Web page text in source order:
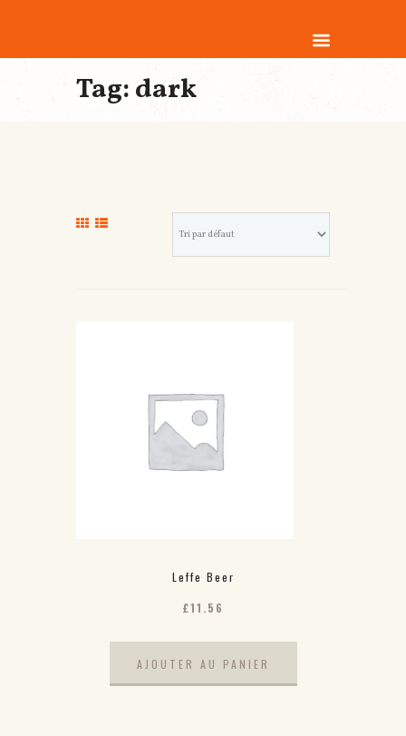
Tag: dark
Leffe Beer
£11.56
AJOUTER AU PANIER